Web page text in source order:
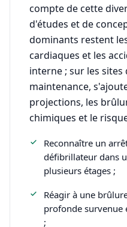
compte de cette
d'études et de
dominants restent
cardiaques et les
interne ; sur les
maintenance,
projections, les
chimiques et le
Reconnaître un
défibrillateur dans
plusieurs étages ;
Réagir à une
profonde survenue
;